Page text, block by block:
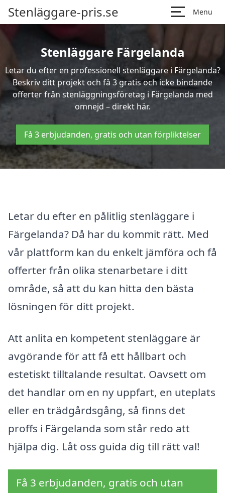
Stenläggare-pris.se Menu
Stenläggare Färgelanda
Letar du efter en professionell stenläggare i Färgelanda?
Beskriv ditt projekt och få 3 gratis och icke bindande
offerter från stenläggningsföretag i Färgelanda med
omnejd – direkt här.
Få 3 erbjudanden, gratis och utan förpliktelser
Letar du efter en pålitlig stenläggare i
Färgelanda? Då har du kommit rätt. Med
vår plattform kan du enkelt jämföra och få
offerter från olika stenarbetare i ditt
område, så att du kan hitta den bästa
lösningen för ditt projekt.
Att anlita en kompetent stenläggare är
avgörande för att få ett hållbart och
estetiskt tilltalande resultat. Oavsett om
det handlar om en ny uppfart, en uteplats
eller en trädgårdsgång, så finns det
proffs i Färgelanda som står redo att
hjälpa dig. Låt oss guida dig till rätt val!
Få 3 erbjudanden, gratis och utan